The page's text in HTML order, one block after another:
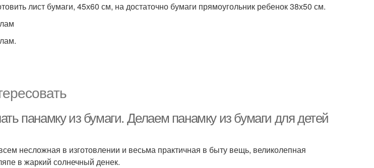
лист бумаги, 45х60 см, на достаточно бумаги прямоугольник ребенок 38х50 см.
панамку из бумаги. Делаем панамку из бумаги для детей
несложная в изготовлении и весьма практичная в быту вещь, великолепная
в жаркий солнечный денек.